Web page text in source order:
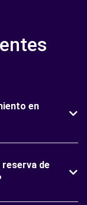
en
de